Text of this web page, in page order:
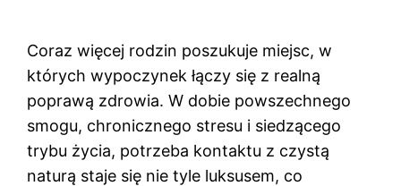
Coraz więcej rodzin poszukuje miejsc, w
których wypoczynek łączy się z realną
poprawą zdrowia. W dobie powszechnego
smogu, chronicznego stresu i siedzącego
trybu życia, potrzeba kontaktu z czystą
naturą staje się nie tyle luksusem, co